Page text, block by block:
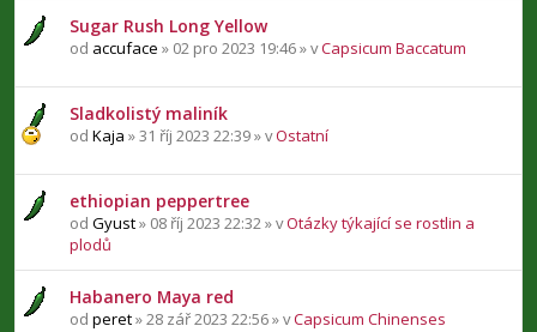
Sugar Rush Long Yellow
od accuface » 02 pro 2023 19:46 » vCapsicum Baccatum
Sladkolistý maliník
od Kaja » 31 říj 2023 22:39 » vOstatní
ethiopian peppertree
od Gyust» 08 říj 2023 22:32 » vOtázky týkající se rostlin a
plodů
Habanero Maya red
od peret» 28 zář 2023 22:56 » vCapsicum Chinenses